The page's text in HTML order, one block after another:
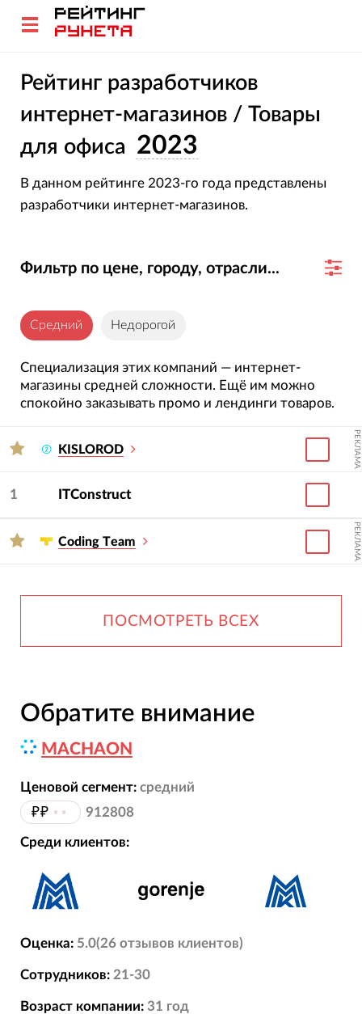
Рейтинг разработчиков
интернет-магазинов / Товары
для офиса 2023
В данном рейтинге 2023-го года представлены
разработчики интернет-магазинов.
Фильтр по цене, городу, отрасли...
Средний Недорогой
Специализация этих компаний — интернет-
магазины средней сложности. Ещё им можно
спокойно заказывать промо и лендинги товаров.
KISLOROD РЕКЛАМА
1 ITConstruct
Сoding Тeam РЕКЛАМА
ПОСМОТРЕТЬ ВСЕХ
Обратите внимание
MACHAON
Ценовой сегмент: средний
₽₽ •• 912808
Среди клиентов:
Оценка: 5.0(26 отзывов клиентов)
Сотрудников: 21-30
Возраст компании: 31 год